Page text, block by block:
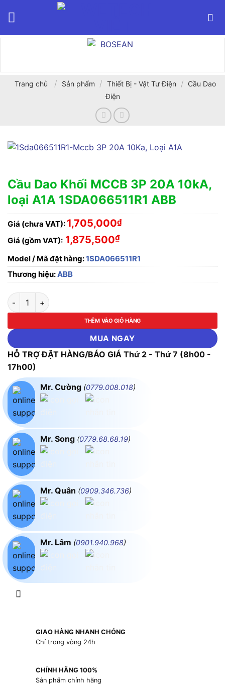
Trang chủ / Sản phẩm / Thiết Bị - Vật Tư Điện / Cầu Dao
Điện
Cầu Dao Khối MCCB 3P 20A 10kA,
loại A1A 1SDA066511R1 ABB
Giá (chưa VAT): 1,705,000₫
Giá (gồm VAT): 1,875,500₫
Model / Mã đặt hàng:1SDA066511R1
Thương hiệu:ABB
Cầu Dao Khối MCCB 3P 20A 10kA, loại A1A 1SDA066511R1
THÊM VÀO GIỎ HÀNG
MUA NGAY
HỖ TRỢ ĐẶT HÀNG/BÁO GIÁ Thứ 2 - Thứ 7 (8h00 -
17h00)
Mr. Cường (0779.008.018)
Mr. Song (0779.68.68.19)
Mr. Quân (0909.346.736)
Mr. Lâm (0901.940.968)
GIAO HÀNG NHANH CHÓNG
Chỉ trong vòng 24h
CHÍNH HÃNG 100%
Sản phẩm chính hãng